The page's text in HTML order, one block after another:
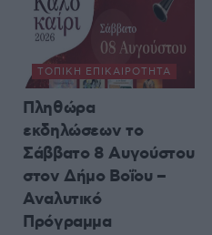
ΤΟΠΙΚΉ ΕΠΙΚΑΙΡΌΤΗΤΑ
Πληθώρα
εκδηλώσεων το
Σάββατο 8 Αυγούστου
στον Δήμο Βοΐου –
Αναλυτικό
Πρόγραμμα